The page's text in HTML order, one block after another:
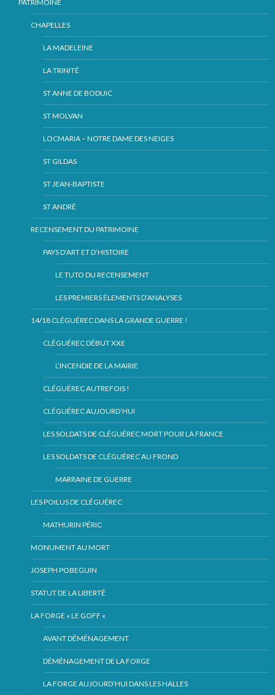
PATRIMOINE
CHAPELLES
LA MADELEINE
LA TRINITÉ
ST ANNE DE BODUIC
ST MOLVAN
LOCMARIA – NOTRE DAME DES NEIGES
ST GILDAS
ST JEAN-BAPTISTE
ST ANDRÉ
RECENSEMENT DU PATRIMOINE
PAYS D’ART ET D’HISTOIRE
LE TUTO DU RECENSEMENT
LES PREMIERS ÉLEMENTS D’ANALYSES
14/18 CLÉGUÉREC DANS LA GRANDE GUERRE !
CLÉGUÉREC DÉBUT XXE
L’INCENDIE DE LA MAIRIE
CLÉGUÉREC AUTREFOIS !
CLÉGUÉREC AUJOURD’HUI
LES SOLDATS DE CLÉGUÉREC MORT POUR LA FRANCE
LES SOLDATS DE CLÉGUÉREC AU FROND
MARRAINE DE GUERRE
LES POILUS DE CLÉGUÉREC
MATHURIN PÉRIC
MONUMENT AU MORT
JOSEPH POBEGUIN
STATUT DE LA LIBERTÉ
LA FORGE « LE GOFF «
AVANT DÉMÉNAGEMENT
DÉMÉNAGEMENT DE LA FORGE
LA FORGE AUJOURD’HUI DANS LES HALLES